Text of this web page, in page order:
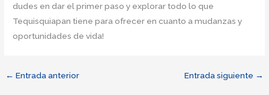
dudes en dar el primer paso y explorar todo lo que
Tequisquiapan tiene para ofrecer en cuanto a mudanzas y
oportunidades de vida!
← Entrada anterior Entrada siguiente →